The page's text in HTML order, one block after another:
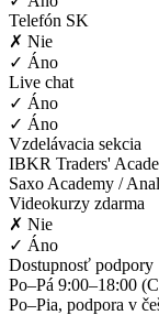
Telefón SK
✗ Nie
✓ Áno
Live chat
✓ Áno
✓ Áno
Vzdelávacia sekcia
IBKR Traders'
Saxo Academy /
Videokurzy zdarma
✗ Nie
✓ Áno
Dostupnosť podpory
Po–Pá 9:00–18:00
Po–Pia, podpora v